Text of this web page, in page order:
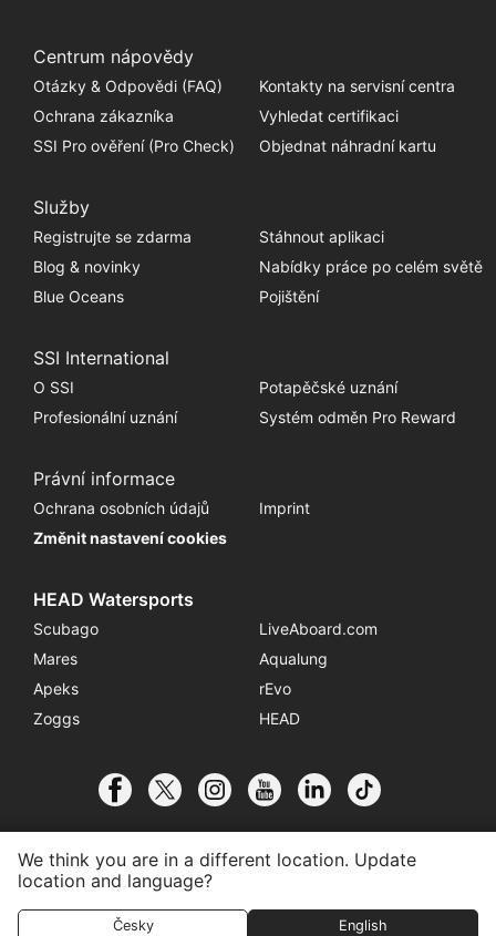
Přidružení k centru Kontakt
Centrum nápovědy
Otázky & Odpovědi (FAQ)
Kontakty na servisní centra
Ochrana zákazníka
Vyhledat certifikaci
SSI Pro ověření (Pro Check)
Objednat náhradní kartu
Služby
Registrujte se zdarma
Stáhnout aplikaci
Blog & novinky
Nabídky práce po celém světě
Blue Oceans
Pojištění
SSI International
O SSI
Potapěčské uznání
Profesionální uznání
Systém odměn Pro Reward
Právní informace
Ochrana osobních údajů
Imprint
Změnit nastavení cookies
HEAD Watersports
Scubago
LiveAboard.com
Mares
Aqualung
Apeks
rEvo
Zoggs
HEAD
© 2026 SSI International
We think you are in a different location. Update
location and language?
Česky English